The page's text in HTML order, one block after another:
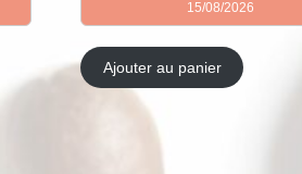
15/08/2026
Ajouter au panier